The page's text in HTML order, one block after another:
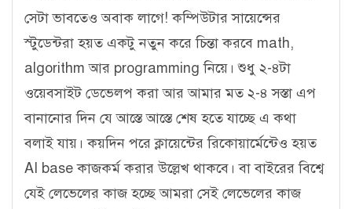
সেটা ভাবতেও অবাক লাগে! কম্পিউটার সায়েন্সের
স্টুডেন্টরা হয়ত একটু নতুন করে চিন্তা করবে math,
algorithm আর programming নিয়ে। শুধু ২-৪টা
ওয়েবসাইট ডেভেলপ করা আর আমার মত ২-৪ সস্তা এপ
বানানোর দিন যে আস্তে আস্তে শেষ হতে যাচ্ছে এ কথা
বলাই যায়। কয়দিন পরে ক্লায়েন্টের রিকোয়ার্মেন্টেও হয়ত
AI base কাজকর্ম করার উল্লেখ থাকবে। বা বাইরের বিশ্বে
যেই লেভেলের কাজ হচ্ছে আমরা সেই লেভেলের কাজ